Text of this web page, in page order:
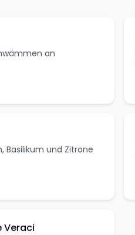
an
Basilikum und Zitrone
Veraci